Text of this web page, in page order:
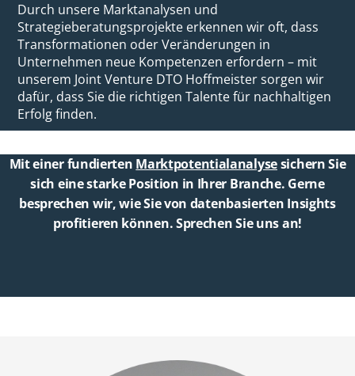
Durch unsere Marktanalysen und
Strategieberatungsprojekte erkennen wir oft, dass
Transformationen oder Veränderungen in
Unternehmen neue Kompetenzen erfordern – mit
unserem Joint Venture DTO Hoffmeister sorgen wir
dafür, dass Sie die richtigen Talente für nachhaltigen
Erfolg finden.
Mit einer fundierten Marktpotentialanalysesichern Sie
sich eine starke Position in Ihrer Branche. Gerne
besprechen wir, wie Sie von datenbasierten Insights
profitieren können. Sprechen Sie uns an!